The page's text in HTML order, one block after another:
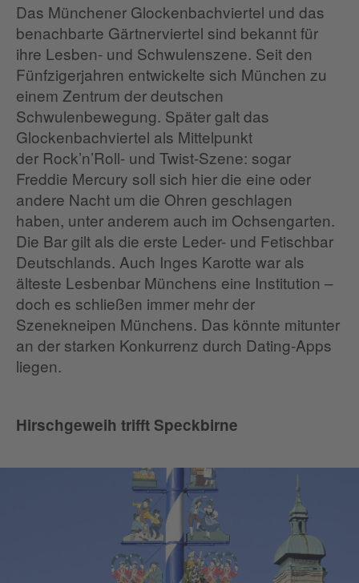
Das Münchener Glockenbachviertel und das
benachbarte Gärtnerviertel sind bekannt für
ihre Lesben- und Schwulenszene. Seit den
Fünfzigerjahren entwickelte sich München zu
einem Zentrum der deutschen
Schwulenbewegung. Später galt das
Glockenbachviertel als Mittelpunkt
der Rock’n’Roll- und Twist-Szene: sogar
Freddie Mercury soll sich hier die eine oder
andere Nacht um die Ohren geschlagen
haben, unter anderem auch im Ochsengarten.
Die Bar gilt als die erste Leder- und Fetischbar
Deutschlands. Auch Inges Karotte war als
älteste Lesbenbar Münchens eine Institution –
doch es schließen immer mehr der
Szenekneipen Münchens. Das könnte mitunter
an der starken Konkurrenz durch Dating-Apps
liegen.
Hirschgeweih trifft Speckbirne